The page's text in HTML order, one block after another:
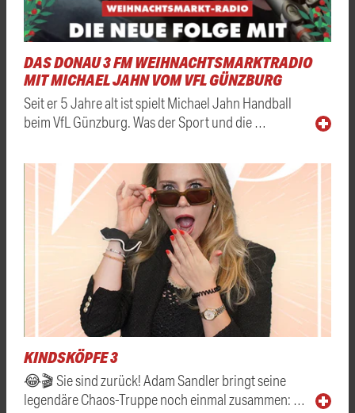
DAS DONAU 3 FM WEIHNACHTSMARKTRADIO
MIT MICHAEL JAHN VOM VFL GÜNZBURG
Seit er 5 Jahre alt ist spielt Michael Jahn Handball
beim VfL Günzburg. Was der Sport und die …
KINDSKÖPFE 3
😂🎬 Sie sind zurück! Adam Sandler bringt seine
legendäre Chaos-Truppe noch einmal zusammen: …